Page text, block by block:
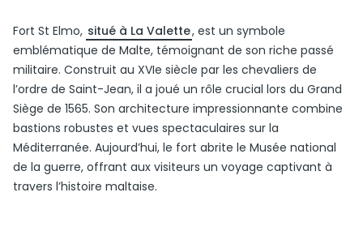
Fort St Elmo, situé à La Valette, est un symbole
emblématique de Malte, témoignant de son riche passé
militaire. Construit au XVIe siècle par les chevaliers de
l’ordre de Saint-Jean, il a joué un rôle crucial lors du Grand
Siège de 1565. Son architecture impressionnante combine
bastions robustes et vues spectaculaires sur la
Méditerranée. Aujourd’hui, le fort abrite le Musée national
de la guerre, offrant aux visiteurs un voyage captivant à
travers l’histoire maltaise.